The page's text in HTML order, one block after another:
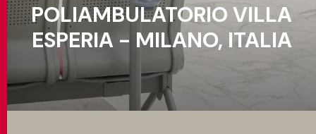
EVENTI
CONTATTI
POLIAMBULATORIO VILLA
ESPERIA - MILANO, ITALIA